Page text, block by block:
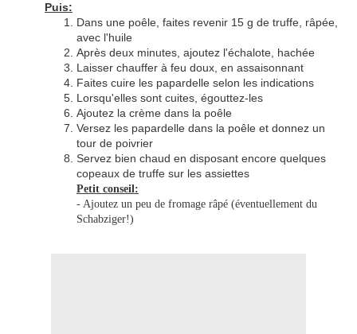
Puis:
Dans une poêle, faites revenir 15 g de truffe, râpée,
avec l'huile
Après deux minutes, ajoutez l'échalote, hachée
Laisser chauffer à feu doux, en assaisonnant
Faites cuire les papardelle selon les indications
Lorsqu'elles sont cuites, égouttez-les
Ajoutez la crème dans la poêle
Versez les papardelle dans la poêle et donnez un
tour de poivrier
Servez bien chaud en disposant encore quelques
copeaux de truffe sur les assiettes
Petit conseil:
- Ajoutez un peu de fromage râpé (éventuellement du
Schabziger!)